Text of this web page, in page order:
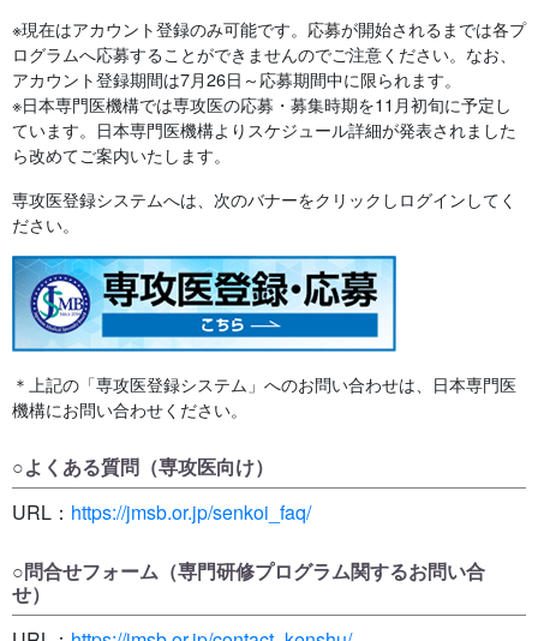
※現在はアカウント登録のみ可能です。応募が開始されるまでは各プ
ログラムへ応募することができませんのでご注意ください。なお、
アカウント登録期間は7月26日～応募期間中に限られます。
※日本専門医機構では専攻医の応募・募集時期を11月初旬に予定し
ています。日本専門医機構よりスケジュール詳細が発表されました
ら改めてご案内いたします。
専攻医登録システムへは、次のバナーをクリックしログインしてく
ださい。
＊上記の「専攻医登録システム」へのお問い合わせは、日本専門医
機構にお問い合わせください。
○よくある質問（専攻医向け）
URL： https://jmsb.or.jp/senkoi_faq/
○問合せフォーム（専門研修プログラム関するお問い合
せ）